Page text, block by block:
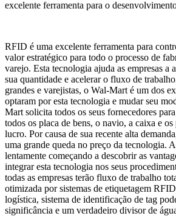
excelente ferramenta para o
RFID é uma excelente ferramenta para
valor estratégico para todo o processo de
varejo. Esta tecnologia ajuda as empresas a
sua quantidade e acelerar o fluxo de
grandes e varejistas, o Wal-Mart é um dos
optaram por esta tecnologia e mudar seu
Mart solicita todos os seus fornecedores
todos os placa de bens, o navio, a caixa e
lucro. Por causa de sua recente alta
uma grande queda no preço da tecnologia.
lentamente começando a descobrir as
integrar esta tecnologia nos seus
todas as empresas terão fluxo de trabalho
otimizada por sistemas de etiquetagem
logística, sistema de identificação de tag
significância e um verdadeiro divisor de